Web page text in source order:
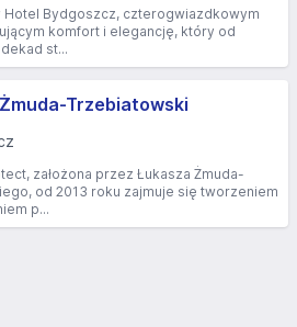
Hotel Bydgoszcz, czterogwiazdkowym
komfort i elegancję, który od
st...
Trzebiatowski
założona przez Łukasza Żmuda-
od 2013 roku zajmuje się tworzeniem
p...